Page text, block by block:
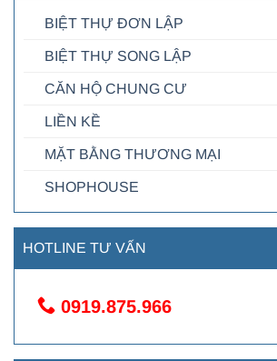
BIỆT THỰ ĐƠN LẬP
BIỆT THỰ SONG LẬP
CĂN HỘ CHUNG CƯ
LIỀN KỀ
MẶT BẰNG THƯƠNG MẠI
SHOPHOUSE
HOTLINE TƯ VẤN
0919.875.966